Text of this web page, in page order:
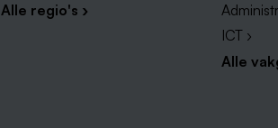
Alle regio's ›
ICT ›
Alle